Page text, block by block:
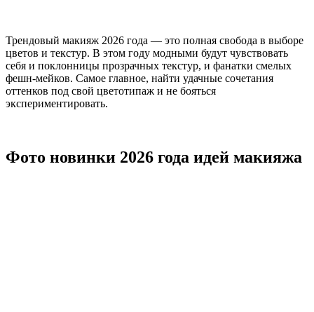
Трендовый макияж 2026 года — это полная свобода в выборе
цветов и текстур. В этом году модными будут чувствовать
себя и поклонницы прозрачных текстур, и фанатки смелых
фешн-мейков. Самое главное, найти удачные сочетания
оттенков под свой цветотипаж и не бояться
экспериментировать.
Фото новинки 2026 года идей макияжа